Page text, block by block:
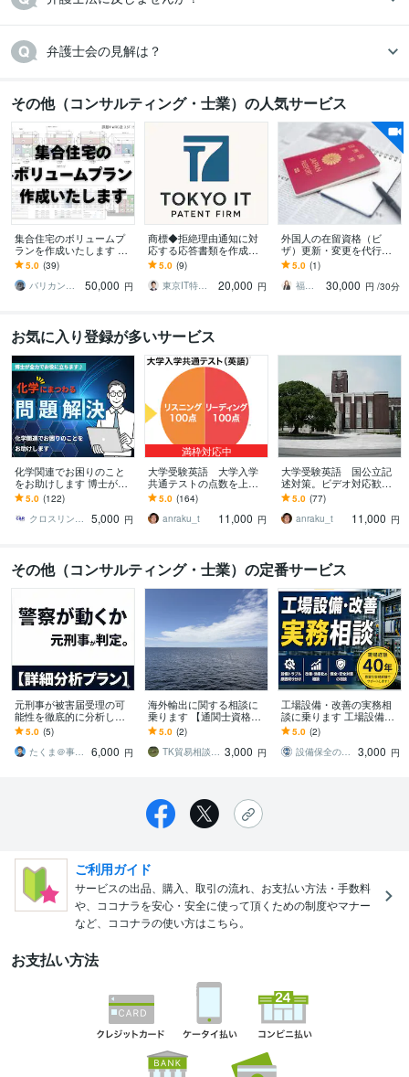
弁護士会の見解は？
その他（コンサルティング・士業）の人気サービス
集合住宅のボリュームプ
ランを作成いたします ～
その土地に最適なプラン
をお届け～
5.0 (39)
バリカン（ナカガワ）
50,000 円
商標◆拒絶理由通知に対
応する応答書類を作成し
ます 商標登録を諦めない
で。拒絶理由通知が届い
ても弁理士が安心対応
5.0 (9)
東京IT特許事務所_Isayama
20,000 円
外国人の在留資格（ビ
ザ）更新・変更を代行し
ます ★行政書士が煩雑な
書類作成から入管申請ま
でトータルサポート
5.0 (1)
福祉法務の清水行政書士事務所
30,000 円 /30分
お気に入り登録が多いサービス
化学関連でお困りのこと
をお助けします 博士が懇
切丁寧に化学にまつわる
問題の解決にお役に立ち
ます
5.0 (122)
クロスリンク＆リサーチ
5,000 円
満枠対応中
大学受験英語 大学入学
共通テストの点数を上げ
ます ビデオチャット利用
でリスニングに強い。正
解の根拠を明確に。
5.0 (164)
anraku_t
11,000 円
大学受験英語 国公立記
述対策。ビデオ対応歓迎
します 採点基準を明確
に！あなたの答案を客観
的に評価・改善！
5.0 (77)
anraku_t
11,000 円
その他（コンサルティング・士業）の定番サービス
元刑事が被害届受理の可
能性を徹底的に分析しま
す 警察の判断基準で事案
を分析し【相談内容整理
メモ】を作成
5.0 (5)
たくま＠事件相談（警察官歴15年）
6,000 円
海外輸出に関する相談に
乗ります 【通関士資格保
有】貿易における問題を
解決します。
5.0 (2)
TK貿易相談事務所 3,000 円
工場設備・改善の実務相
談に乗ります 工場設備の
悩みを現場目線で解決し
ます
5.0 (2)
設備保全のつかさ
3,000 円
ご利用ガイド
サービスの出品、購入、取引の流れ、お支払い方法・手数料
や、ココナラを安心・安全に使って頂くための制度やマナー
など、ココナラの使い方はこちら。
お支払い方法